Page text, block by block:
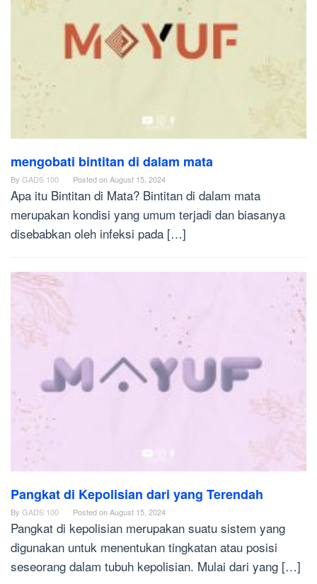
mengobati bintitan di dalam mata
By GADS 100 Posted onAugust 15, 2024
Apa itu Bintitan di Mata? Bintitan di dalam mata
merupakan kondisi yang umum terjadi dan biasanya
disebabkan oleh infeksi pada […]
Pangkat di Kepolisian dari yang Terendah
By GADS 100 Posted onAugust 15, 2024
Pangkat di kepolisian merupakan suatu sistem yang
digunakan untuk menentukan tingkatan atau posisi
seseorang dalam tubuh kepolisian. Mulai dari yang […]